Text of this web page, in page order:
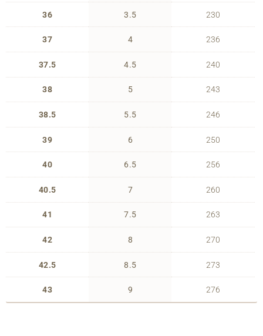
36
37
37.5
38
38.5
39
40
40.5
41
42
42.5
43
3.5
4
4.5
5
5.5
6
6.5
7
7.5
8
8.5
9
230
236
240
243
246
250
256
260
263
270
273
276